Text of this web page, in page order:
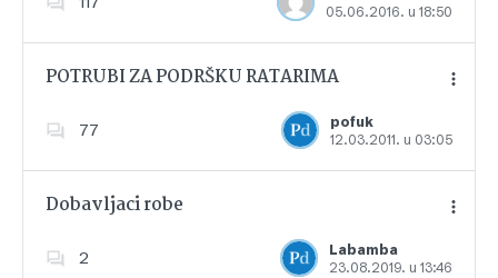
05.06.2016. u 18:50
Dodajte u favorite
POTRUBI ZA PODRŠKU RATARIMA
77
pofuk
12.03.2011. u 03:05
Dodajte u favorite
Dobavljaci robe
2
Labamba
23.08.2019. u 13:46
Dodajte u favorite